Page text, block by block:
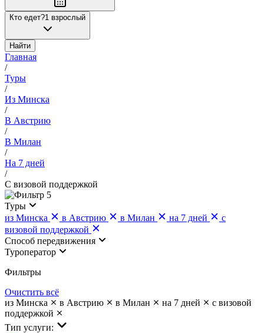
Кто едет?1 взрослый
Найти
Главная
/
Туры
/
Из Минска
/
В Австрию
/
В Милан
/
На 7 дней
/
С визовой поддержкой
5
Туры
из Минска
в Австрию в Милан на 7 дней
с
визовой поддержкой
Cпособ передвижения
Туроператор
Фильтры
Очистить всё
из Минска
в Австрию в Милан на 7 дней
с визовой
поддержкой
Тип услуги: